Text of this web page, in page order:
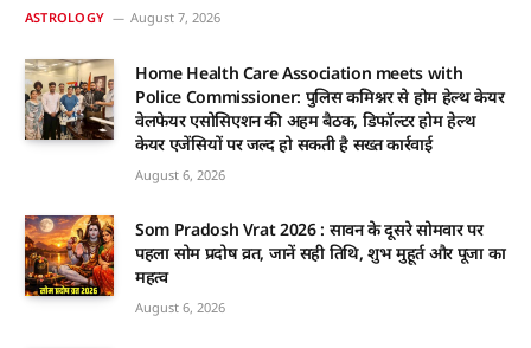
ASTROLOGY August 7, 2026
Home Health Care Association meets with
Police Commissioner: पुलिस कमिश्नर से होम हेल्थ केयर
वेलफेयर एसोसिएशन की अहम बैठक, डिफॉल्टर होम हेल्थ
केयर एजेंसियों पर जल्द हो सकती है सख्त कार्रवाई
August 6, 2026
Som Pradosh Vrat 2026 : सावन के दूसरे सोमवार पर
पहला सोम प्रदोष व्रत, जानें सही तिथि, शुभ मुहूर्त और पूजा का
महत्व
August 6, 2026